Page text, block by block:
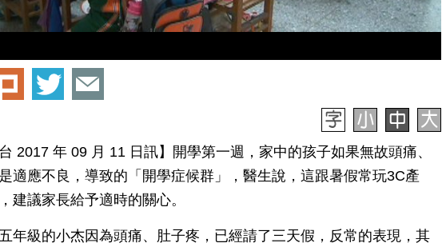
2017 年 09 月 11 日訊】開學第一週，家中的孩子如果無故頭痛、
適應不良，導致的「開學症候群」，醫生說，這跟暑假常玩3C產
建議家長給予適時的關心。
年級的小杰因為頭痛、肚子疼，已經請了三天假，反常的表現，其